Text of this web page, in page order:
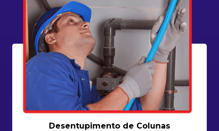
Desentupimento de Colunas